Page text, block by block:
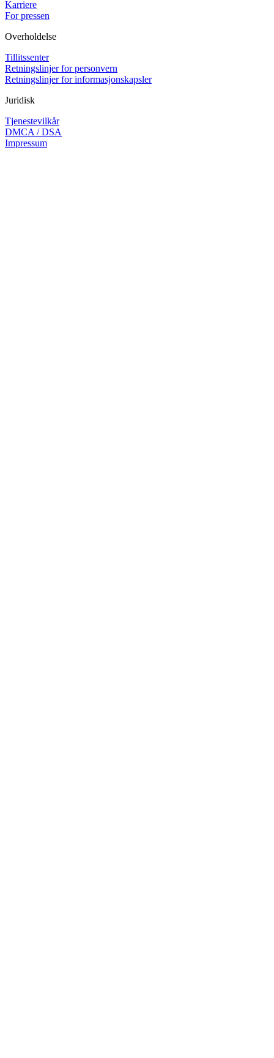
Karriere
For pressen
Overholdelse
Tillitssenter
Retningslinjer for personvern
Retningslinjer for informasjonskapsler
Juridisk
Tjenestevilkår
DMCA / DSA
Impressum